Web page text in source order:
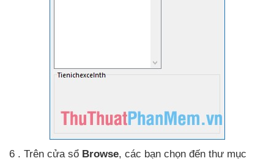
6 . Trên cửa sổ Browse, các bạn chọn đến thư mục